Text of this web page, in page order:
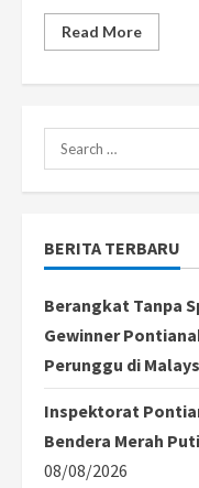
Read MoreRead
more
dan
Search
for:
BERITA TERBARU
Berangkat Tanpa
Gewinner
Perunggu di
Inspektorat
Bendera Merah
08/08/2026